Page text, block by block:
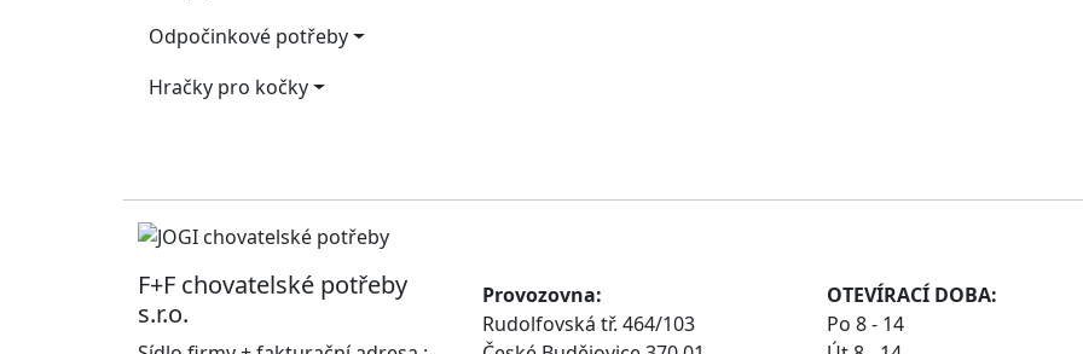
Odpočinkové potřeby
Hračky pro kočky
F+F chovatelské potřeby
s.r.o.
Provozovna:
Rudolfovská tř. 464/103
OTEVÍRACÍ DOBA:
Po 8 - 14